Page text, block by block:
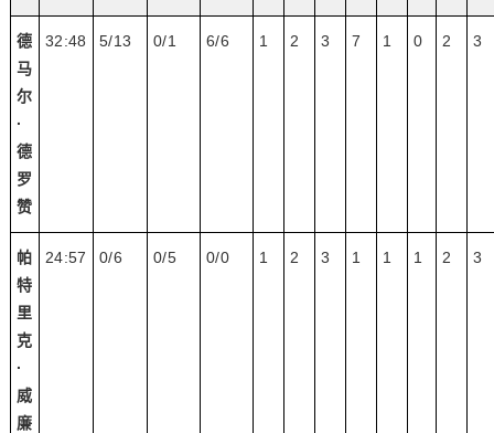
德
马
尔
·
德
罗
赞
32:48 5/13 0/1 6/6 1 2 3 7 1 0 2 3
帕
特
里
克
·
威
廉
24:57 0/6 0/5 0/0 1 2 3 1 1 1 2 3